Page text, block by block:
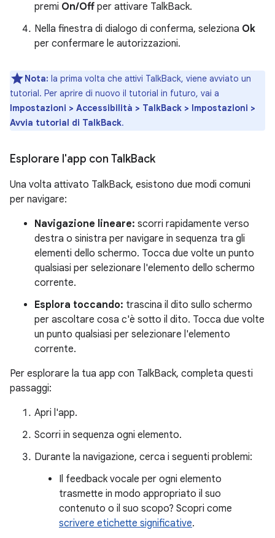
premi On/Off per attivare TalkBack.
Nella finestra di dialogo di conferma, seleziona Ok
per confermare le autorizzazioni.
Nota: la prima volta che attivi TalkBack, viene avviato un
tutorial. Per aprire di nuovo il tutorial in futuro, vai a
Impostazioni > Accessibilità > TalkBack > Impostazioni >
Avvia tutorial di TalkBack.
Esplorare l'app con TalkBack
Una volta attivato TalkBack, esistono due modi comuni
per navigare:
Navigazione lineare: scorri rapidamente verso
destra o sinistra per navigare in sequenza tra gli
elementi dello schermo. Tocca due volte un punto
qualsiasi per selezionare l'elemento dello schermo
corrente.
Esplora toccando: trascina il dito sullo schermo
per ascoltare cosa c'è sotto il dito. Tocca due volte
un punto qualsiasi per selezionare l'elemento
corrente.
Per esplorare la tua app con TalkBack, completa questi
passaggi:
Apri l'app.
Scorri in sequenza ogni elemento.
Durante la navigazione, cerca i seguenti problemi:
Il feedback vocale per ogni elemento
trasmette in modo appropriato il suo
contenuto o il suo scopo? Scopri come
scrivere etichette significative.